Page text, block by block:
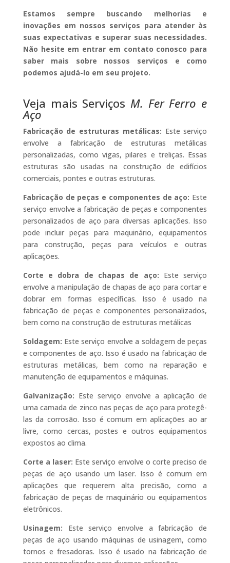
Estamos sempre buscando melhorias e
inovações em nossos serviços para atender às
suas expectativas e superar suas necessidades.
Não hesite em entrar em contato conosco para
saber mais sobre nossos serviços e como
podemos ajudá-lo em seu projeto.
Veja mais Serviços M. Fer Ferro e
Aço
Fabricação de estruturas metálicas: Este serviço
envolve a fabricação de estruturas metálicas
personalizadas, como vigas, pilares e treliças. Essas
estruturas são usadas na construção de edifícios
comerciais, pontes e outras estruturas.
Fabricação de peças e componentes de aço: Este
serviço envolve a fabricação de peças e componentes
personalizados de aço para diversas aplicações. Isso
pode incluir peças para maquinário, equipamentos
para construção, peças para veículos e outras
aplicações.
Corte e dobra de chapas de aço: Este serviço
envolve a manipulação de chapas de aço para cortar e
dobrar em formas específicas. Isso é usado na
fabricação de peças e componentes personalizados,
bem como na construção de estruturas metálicas
Soldagem: Este serviço envolve a soldagem de peças
e componentes de aço. Isso é usado na fabricação de
estruturas metálicas, bem como na reparação e
manutenção de equipamentos e máquinas.
Galvanização: Este serviço envolve a aplicação de
uma camada de zinco nas peças de aço para protegê-
las da corrosão. Isso é comum em aplicações ao ar
livre, como cercas, postes e outros equipamentos
expostos ao clima.
Corte a laser: Este serviço envolve o corte preciso de
peças de aço usando um laser. Isso é comum em
aplicações que requerem alta precisão, como a
fabricação de peças de maquinário ou equipamentos
eletrônicos.
Usinagem: Este serviço envolve a fabricação de
peças de aço usando máquinas de usinagem, como
tornos e fresadoras. Isso é usado na fabricação de